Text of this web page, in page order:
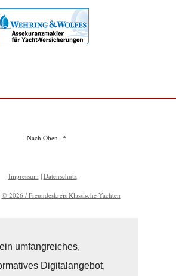
umfangreiches,
Digitalangebot,
Nach Oben
Impressum | Datenschutz
© 2026 / Freundeskreis Klassische Yachten